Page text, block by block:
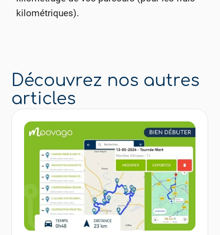
kilométriques).
Découvrez nos autres
articles